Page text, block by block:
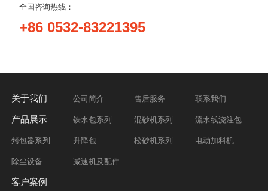
全国咨询热线：
+86 0532-83221395
关于我们 公司简介 售后服务 联系我们
产品展示 铁水包系列 混砂机系列 流水线浇注包
烤包器系列 升降包 松砂机系列 电动加料机
除尘设备 减速机及配件
客户案例